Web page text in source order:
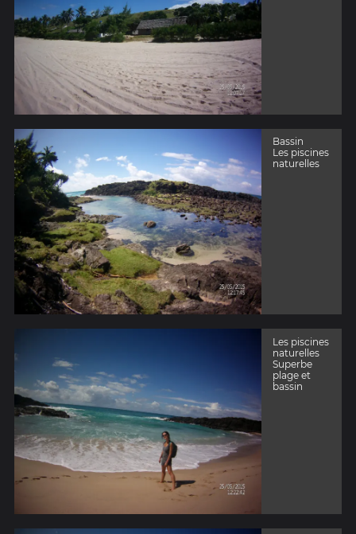
Bassin
Les piscines
naturelles
Les piscines
naturelles
Superbe
plage et
bassin